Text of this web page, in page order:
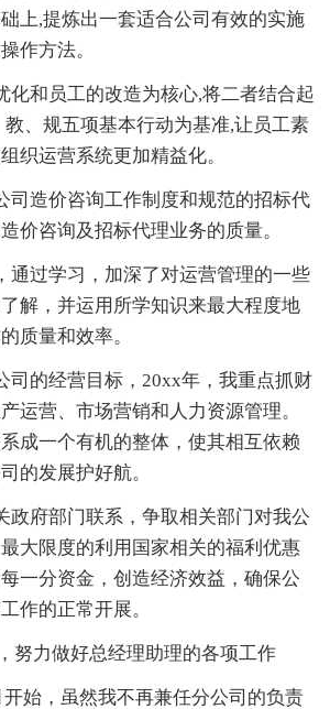
上,提炼出一套适合公司有效的实施
作方法。
化和员工的改造为核心,将二者结合起
、规五项基本行动为基准,让员工素
织运营系统更加精益化。
司造价咨询工作制度和规范的招标代
价咨询及招标代理业务的质量。
通过学习，加深了对运营管理的一些
解，并运用所学知识来最大程度地
质量和效率。
司的经营目标，20xx年，我重点抓财
运营、市场营销和人力资源管理。
成一个有机的整体，使其相互依赖
的发展护好航。
政府部门联系，争取相关部门对我公
大限度的利用国家相关的福利优惠
一分资金，创造经济效益，确保公
作的正常开展。
努力做好总经理助理的各项工作
开始，虽然我不再兼任分公司的负责